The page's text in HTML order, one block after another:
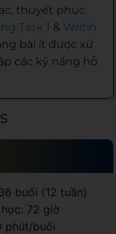
thuyết phục.
Task 1 & Writin
bài ít được xử
các kỹ năng hỗ
buổi (12 tuần)
72 giờ
phút/buổi